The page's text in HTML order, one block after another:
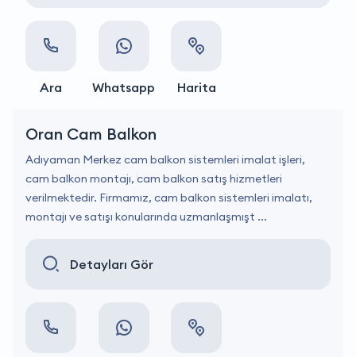
Ara Whatsapp Harita
Oran Cam Balkon
Adıyaman Merkez cam balkon sistemleri imalat işleri,
cam balkon montajı, cam balkon satış hizmetleri
verilmektedir. Firmamız, cam balkon sistemleri imalatı,
montajı ve satışı konularında uzmanlaşmışt ...
Detayları Gör